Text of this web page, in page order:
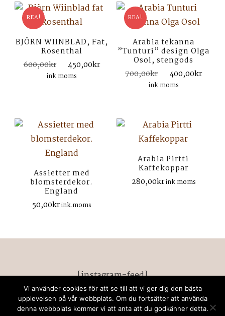
REA!
BJÖRN WIINBLAD, Fat,
Rosenthal
600,00kr
Det
ursprungliga
450,00kr
nuvarande
ink.moms
REA!
Arabia tekanna
”Tunturi” design Olga
Osol, stengods
700,00kr
Det
ursprungliga
400,00kr
ink.moms
Assietter med
blomsterdekor.
England
50,00krink.moms
Arabia Pirtti
Kaffekoppar
280,00krink.moms
[instagram-feed]
© Upphovsrätt 2026retrodeco stockholm. Alla
rättigheter förbehållna. Chic Lite | Utvecklad avRara
Vi använder cookies för att se till att vi ger dig den bästa
upplevelsen på vår webbplats. Om du fortsätter att använda
denna webbplats kommer vi att anta att du godkänner detta.